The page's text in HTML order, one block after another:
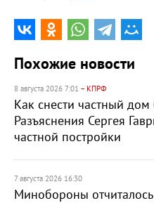
Похожие новости
8 августа 2026 7:01 – КПРФ
Как снести частный
Разъяснения Сергея
частной постройки
7 августа 2026 16:30
Минобороны